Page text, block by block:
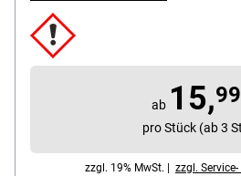
ab 15,99
pro Stück (ab 3
zzgl. 19% MwSt. | zzgl.